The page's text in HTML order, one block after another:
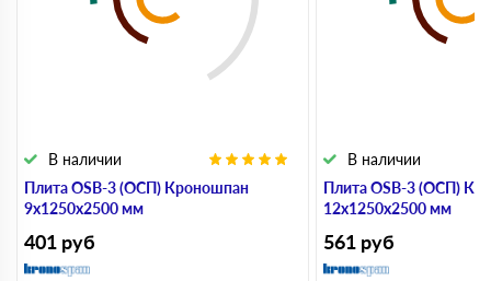
Плита OSB-3 (ОСП) Кроношпан
9х1250х2500 мм
В наличии
401 руб
Плита OSB-3 (ОСП)
12х1250х2500 мм
В наличии
561 руб